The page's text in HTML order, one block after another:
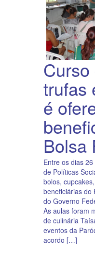
trufas
é
Bolsa
Entre os dias
de Políticas
bolos,
beneficiárias do
do Governo
As aulas foram
de culinária
eventos da
acordo […]